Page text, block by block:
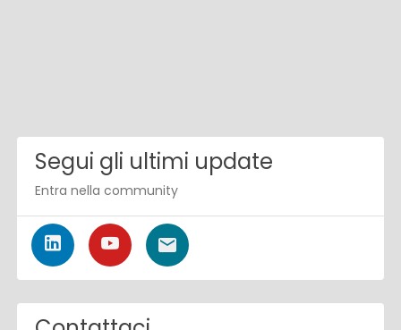
Segui gli ultimi update
Entra nella community